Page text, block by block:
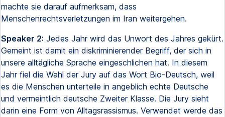
machte sie darauf aufmerksam, dass
Menschenrechtsverletzungen im Iran weitergehen.
Speaker 2: Jedes Jahr wird das Unwort des Jahres gekürt.
Gemeint ist damit ein diskriminierender Begriff, der sich in
unsere alltägliche Sprache eingeschlichen hat. In diesem
Jahr fiel die Wahl der Jury auf das Wort Bio-Deutsch, weil
es die Menschen unterteile in angeblich echte Deutsche
und vermeintlich deutsche Zweiter Klasse. Die Jury sieht
darin eine Form von Alltagsrassismus. Verwendet werde das